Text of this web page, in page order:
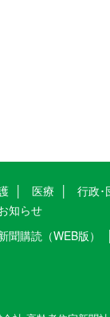
医療 行政･
知らせ
聞購読（WEB版）